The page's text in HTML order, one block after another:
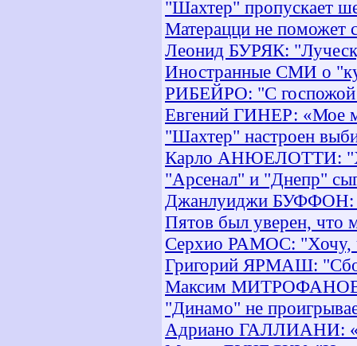
"Шахтер" пропускает
Матерацци не поможет
Леонид БУРЯК:
Иностранные СМИ о
РИБЕЙРО: "С госпожой
Евгений ГИНЕР: «Мое
"Шахтер" настроен
Карло АНЮЕЛОТТИ:
"Арсенал" и "Днепр"
Джанлуиджи БУФФОН:
Пятов был уверен, что
Серхио РАМОС: "Хочу,
Григорий ЯРМАШ:
Максим МИТРОФАНОВ:
"Динамо" не
Адриано ГАЛЛИАНИ: